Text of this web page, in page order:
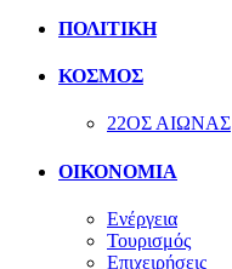
ΠΟΛΙΤΙΚΗ
ΚΟΣΜΟΣ
22ΟΣ ΑΙΩΝΑΣ
ΟΙΚΟΝΟΜΙΑ
Ενέργεια
Τουρισμός
Επιχειρήσεις